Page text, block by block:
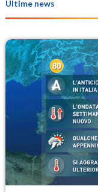
Ultime news